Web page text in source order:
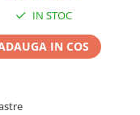
IN STOC
IN COS